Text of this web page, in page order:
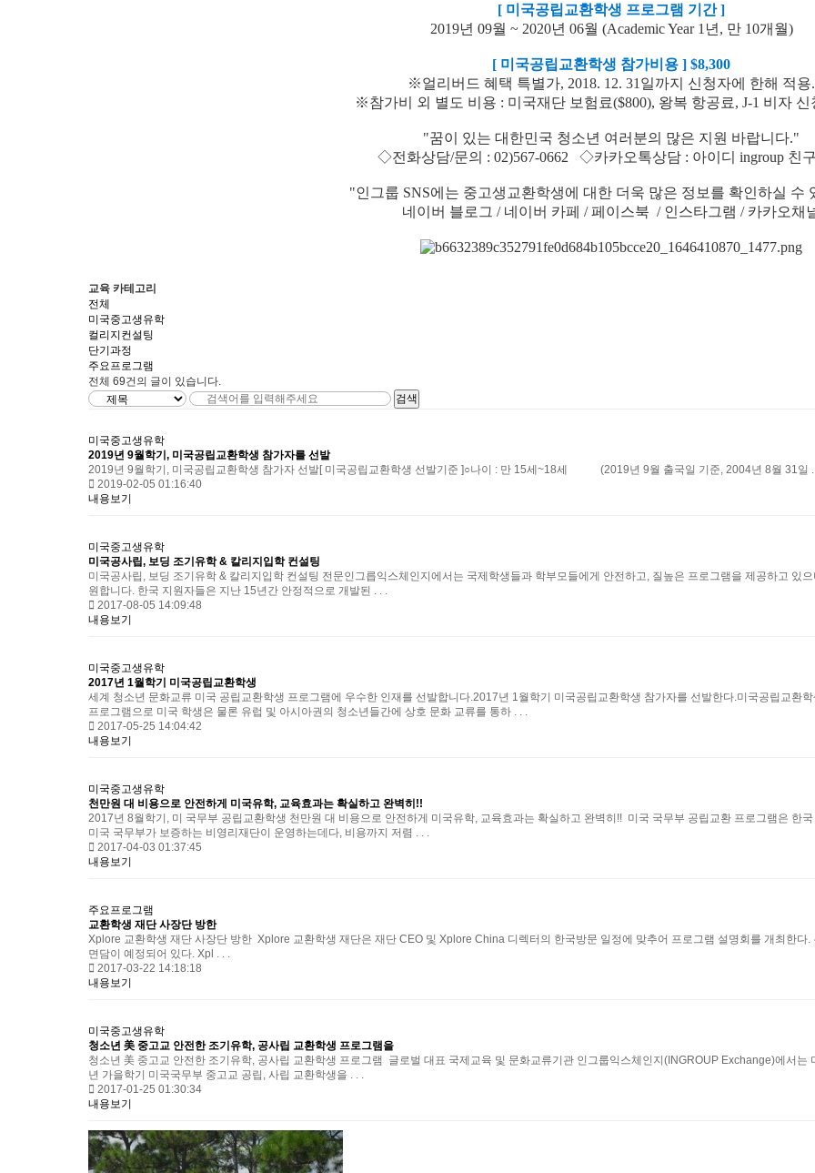
[ 미국공립교환학생 프로그램 기간 ]
​2019년 09월 ~ 2020년 06월 (Academic Year 1년, 만 10개월)
​[ 미국공립교환학생 참가비용 ] $8,300
※얼리버드 혜택 특별가, 2018. 12. 31일까지 신청자에 한해 적용.
※참가비 외 별도 비용 : 미국재단 보험료($800), 왕복 항공료, J-1 비자 신
​"꿈이 있는 대한민국 청소년 여러분의 많은 지원 바랍니다."​
◇전화상담/문의 : 02)567-0662 ◇카카오톡상담 : 아이디 ingroup 친
"인그룹 SNS에는 중고생교환학생에 대한 더욱 많은 정보를 확인하실 수
네이버 블로그 / 네이버 카페 / 페이스북 / 인스타그​램 / 카카오채
교육 카테고리
전체
미국중고생유학
컬리지컨설팅
단기과정
주요프로그램
전체 69건의 글이 있습니다.
검색
미국중고생유학
2019년 9월학기, 미국공립교환학생 참가자를 선발
2019년 9월학기, 미국공립교환학생 참가자 선발​​[ 미국공립교환학생 선발기준 ]​○나이 : 만 15세~18세 (2019년 9월 출국일 기준, 2004년 8월 31일 .
2019-02-05 01:16:40
내용보기
미국중고생유학
미국공사립, 보딩 조기유학 & 칼리지입학 컨설팅
미국공사립, 보딩 조기유학 & 칼리지입학 컨설팅 전문인그릅익스체인지에서는 국제학생들과 학부모들에게 안전하고, 질높은 프로그램을 제공하고 있
원합니다. 한국 지원자들은 지난 15년간 안정적으로 개발된 . . .
2017-08-05 14:09:48
내용보기
미국중고생유학
2017년 1월학기 미국공립교환학생
세계 청소년 문화교류 미국 공립교환학생 프로그램에 우수한 인재를 선발합니다.2017년 1월학기 미국공립교환학생 참가자를 선발한다.미국공립교환
프로그램으로 미국 학생은 물론 유럽 및 아시아권의 청소년들간에 상호 문화 교류를 통하 . . .
2017-05-25 14:04:42
내용보기
미국중고생유학
천만원 대 비용으로 안전하게 미국유학, 교육효과는 확실하고 완벽히!!
2017년 8월학기, 미 국무부 공립교환학생 천만원 대 비용으로 안전하게 미국유학, 교육효과는 확실하고 완벽히!! 미국 국무부 공립교환 프로그램은 한
미국 국무부가 보증하는 비영리재단이 운영하는데다, 비용까지 저렴 . . .
2017-04-03 01:37:45
내용보기
주요프로그램
교환학생 재단 사장단 방한
Xplore 교환학생 재단 사장단 방한 Xplore 교환학생 재단은 재단 CEO 및 Xplore China 디렉터의 한국방문 일정에 맞추어 프로그램 설명회를 개최한다
면담이 예정되어 있다. Xpl . . .
2017-03-22 14:18:18
내용보기
미국중고생유학
청소년 美 중고교 안전한 조기유학, 공사립 교환학생 프로그램을
청소년 美 중고교 안전한 조기유학, 공사립 교환학생 프로그램 글로벌 대표 국제교육 및 문화교류기관 인그룹익스체인지(INGROUP Exchange)에서는
년 가을학기 미국국무부 중고교 공립, 사립 교환학생을 . . .
2017-01-25 01:30:34
내용보기